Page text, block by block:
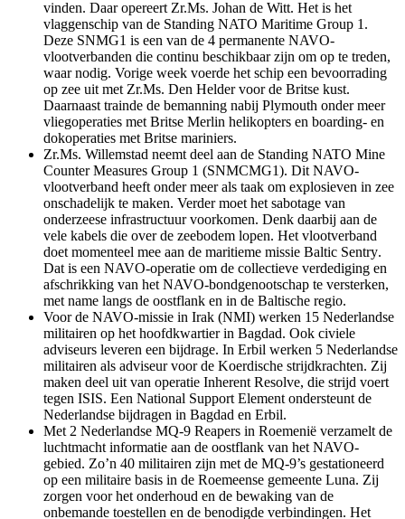
vinden. Daar opereert Zr.Ms. Johan de Witt. Het is het
vlaggenschip van de Standing NATO Maritime Group 1.
Deze SNMG1 is een van de 4 permanente NAVO-
vlootverbanden die continu beschikbaar zijn om op te treden,
waar nodig. Vorige week voerde het schip een bevoorrading
op zee uit met Zr.Ms. Den Helder voor de Britse kust.
Daarnaast trainde de bemanning nabij Plymouth onder meer
vliegoperaties met Britse Merlin helikopters en boarding- en
dokoperaties met Britse mariniers.
Zr.Ms. Willemstad neemt deel aan de Standing NATO Mine
Counter Measures Group 1 (SNMCMG1). Dit NAVO-
vlootverband heeft onder meer als taak om explosieven in zee
onschadelijk te maken. Verder moet het sabotage van
onderzeese infrastructuur voorkomen. Denk daarbij aan de
vele kabels die over de zeebodem lopen. Het vlootverband
doet momenteel mee aan de maritieme missie Baltic Sentry.
Dat is een NAVO-operatie om de collectieve verdediging en
afschrikking van het NAVO-bondgenootschap te versterken,
met name langs de oostflank en in de Baltische regio.
Voor de NAVO-missie in Irak (NMI) werken 15 Nederlandse
militairen op het hoofdkwartier in Bagdad. Ook civiele
adviseurs leveren een bijdrage. In Erbil werken 5 Nederlandse
militairen als adviseur voor de Koerdische strijdkrachten. Zij
maken deel uit van operatie Inherent Resolve, die strijd voert
tegen ISIS. Een National Support Element ondersteunt de
Nederlandse bijdragen in Bagdad en Erbil.
Met 2 Nederlandse MQ-9 Reapers in Roemenië verzamelt de
luchtmacht informatie aan de oostflank van het NAVO-
gebied. Zo’n 40 militairen zijn met de MQ-9’s gestationeerd
op een militaire basis in de Roemeense gemeente Luna. Zij
zorgen voor het onderhoud en de bewaking van de
onbemande toestellen en de benodigde verbindingen. Het